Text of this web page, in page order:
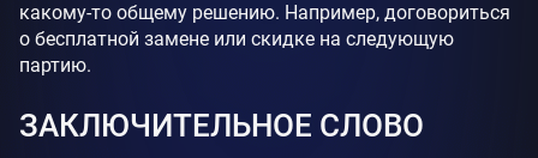
какому-то общему решению. Например, договориться
о бесплатной замене или скидке на следующую
партию.
ЗАКЛЮЧИТЕЛЬНОЕ СЛОВО